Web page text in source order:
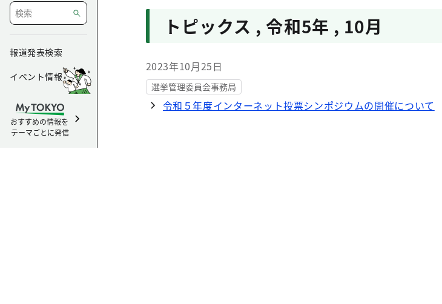
報道発表検索
イベント情報
おすすめの情報を
テーマごとに発信
トピックス , 令和5年 , 10月
2023年10月25日
選挙管理委員会事務局
令和５年度インターネット投票シンポジウムの開催について